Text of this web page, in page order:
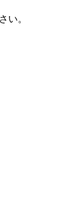
い。